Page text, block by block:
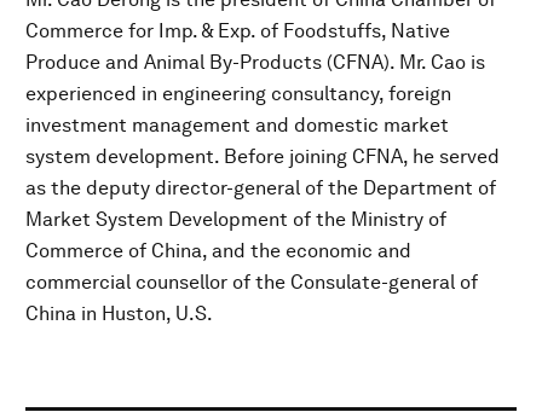
Commerce for Imp. & Exp. of Foodstuffs, Native
Produce and Animal By-Products (CFNA). Mr. Cao is
experienced in engineering consultancy, foreign
investment management and domestic market
system development. Before joining CFNA, he served
as the deputy director-general of the Department of
Market System Development of the Ministry of
Commerce of China, and the economic and
commercial counsellor of the Consulate-general of
China in Huston, U.S.